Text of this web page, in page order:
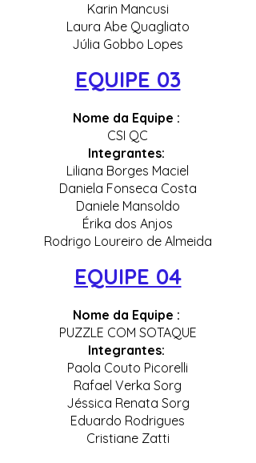
Karin Mancusi
Laura Abe Quagliato
Júlia Gobbo Lopes
EQUIPE 03
Nome da Equipe :
CSI QC
Integrantes:
Liliana Borges Maciel
Daniela Fonseca Costa
Daniele Mansoldo
Érika dos Anjos
Rodrigo Loureiro de Almeida
EQUIPE 04
Nome da Equipe :
PUZZLE COM SOTAQUE
Integrantes:
Paola Couto Picorelli
Rafael Verka Sorg
Jéssica Renata Sorg
Eduardo Rodrigues
Cristiane Zatti